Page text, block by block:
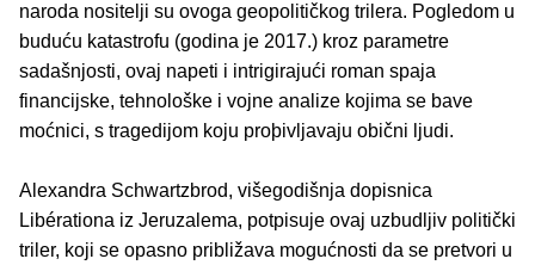
naroda nositelji su ovoga geopolitičkog trilera. Pogledom u
buduću katastrofu (godina je 2017.) kroz parametre
sadašnjosti, ovaj napeti i intrigirajući roman spaja
financijske, tehnološke i vojne analize kojima se bave
moćnici, s tragedijom koju proþivljavaju obični ljudi.
Alexandra Schwartzbrod, višegodišnja dopisnica
Libérationa iz Jeruzalema, potpisuje ovaj uzbudljiv politički
triler, koji se opasno približava mogućnosti da se pretvori u